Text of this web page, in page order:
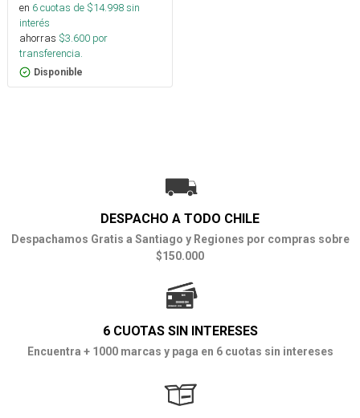
en 6cuotas de $14.998sin
interés
ahorras $3.600 por
transferencia.
Disponible
DESPACHO A TODO CHILE
Despachamos Gratis a Santiago y Regiones por compras sobre
$150.000
6 CUOTAS SIN INTERESES
Encuentra + 1000 marcas y paga en 6 cuotas sin intereses